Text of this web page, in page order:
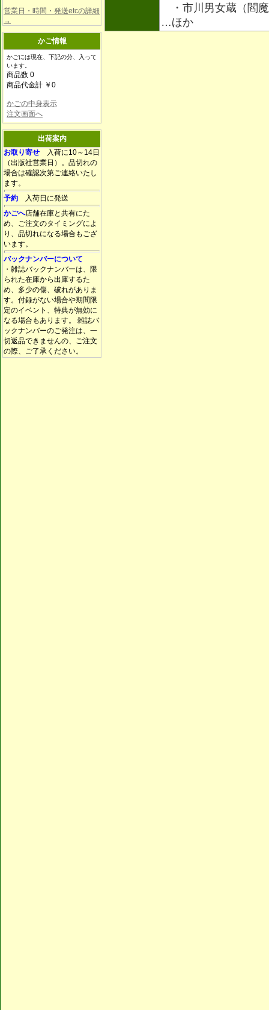
営業日・時間・発送etcの詳細
→
かご情報
かごには現在、下記の分、入って
います。
商品数 0
商品代金計 ￥0
かごの中身表示
注文画面へ
出荷案内
お取り寄せ 入荷に10～14日
（出版社営業日）。品切れの
場合は確認次第ご連絡いたし
ます。
予約 入荷日に発送
かごへ店舗在庫と共有にた
め、ご注文のタイミングによ
り、品切れになる場合もござ
います。
バックナンバーについて
・雑誌バックナンバーは、限
られた在庫から出庫するた
め、多少の傷、破れがありま
す。付録がない場合や期間限
定のイベント、特典が無効に
なる場合もあります。 雑誌バ
ックナンバーのご発注は、一
切返品できませんの、ご注文
の際、ご了承ください。
・市川男女蔵（閻
…ほか